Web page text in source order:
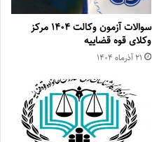
سوالات آزمون وکالت ۱۴۰۴ مرکز
وکلای قوه قضاییه
۲۱ آذر‌ماه ۱۴۰۴